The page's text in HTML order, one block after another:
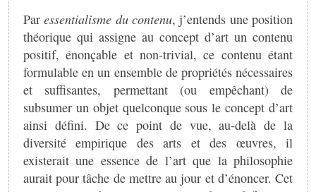
Paressentialisme du contenu, j’entends une position
théorique qui assigne au concept d’art un contenu
positif, énonçable et non-trivial, ce contenu étant
formulable en un ensemble de propriétés nécessaires
et suffisantes, permettant (ou empêchant) de
subsumer un objet quelconque sous le concept d’art
ainsi défini. De ce point de vue, au-delà de la
diversité empirique des arts et des œuvres, il
existerait une essence de l’art que la philosophie
aurait pour tâche de mettre au jour et d’énoncer. Cet